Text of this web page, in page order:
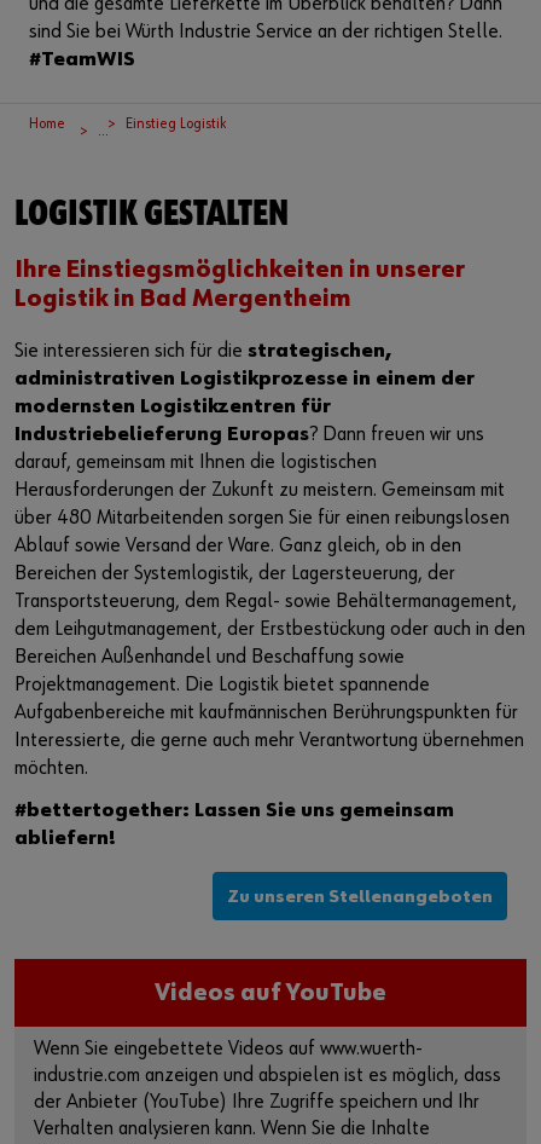
Kontakt
Perfekter Job
Jobmessen und Events
Soziales Engagement
und die gesamte Lieferkette im Überblick behalten? Dann
sind Sie bei Würth Industrie Service an der richtigen Stelle.
#TeamWIS
Home ... Einstieg Logistik
LOGISTIK GESTALTEN
Ihre Einstiegsmöglichkeiten in unserer
Logistik in Bad Mergentheim
Sie interessieren sich für die strategischen,
administrativen Logistikprozesse in einem der
modernsten Logistikzentren für
Industriebelieferung Europas? Dann freuen wir uns
darauf, gemeinsam mit Ihnen die logistischen
Herausforderungen der Zukunft zu meistern. Gemeinsam mit
über 480 Mitarbeitenden sorgen Sie für einen reibungslosen
Ablauf sowie Versand der Ware. Ganz gleich, ob in den
Bereichen der Systemlogistik, der Lagersteuerung, der
Transportsteuerung, dem Regal- sowie Behältermanagement,
dem Leihgutmanagement, der Erstbestückung oder auch in den
Bereichen Außenhandel und Beschaffung sowie
Projektmanagement. Die Logistik bietet spannende
Aufgabenbereiche mit kaufmännischen Berührungspunkten für
Interessierte, die gerne auch mehr Verantwortung übernehmen
möchten.
#bettertogether: Lassen Sie uns gemeinsam
abliefern!
Zu unseren Stellenangeboten
Videos auf YouTube
Wenn Sie eingebettete Videos auf www.wuerth-
industrie.com anzeigen und abspielen ist es möglich, dass
der Anbieter (YouTube) Ihre Zugriffe speichern und Ihr
Verhalten analysieren kann. Wenn Sie die Inhalte